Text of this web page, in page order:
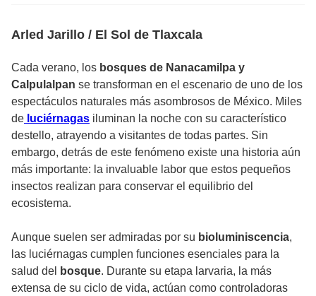
Arled Jarillo / El Sol de Tlaxcala
Cada verano, los bosques de Nanacamilpa y
Calpulalpan se transforman en el escenario de uno de los
espectáculos naturales más asombrosos de México. Miles
de luciérnagas iluminan la noche con su característico
destello, atrayendo a visitantes de todas partes. Sin
embargo, detrás de este fenómeno existe una historia aún
más importante: la invaluable labor que estos pequeños
insectos realizan para conservar el equilibrio del
ecosistema.
Aunque suelen ser admiradas por su bioluminiscencia,
las luciérnagas cumplen funciones esenciales para la
salud del
bosque. Durante su etapa larvaria, la más
extensa de su ciclo de vida, actúan como controladoras